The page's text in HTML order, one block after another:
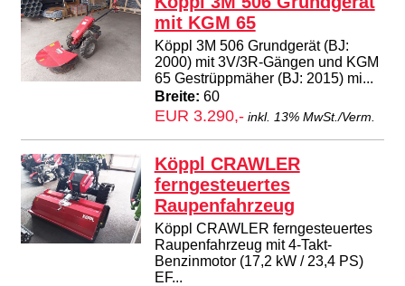
mit KGM 65
Köppl 3M 506 Grundgerät (BJ:
2000) mit 3V/3R-Gängen und KGM
65 Gestrüppmäher (BJ: 2015) mi...
Breite: 60
EUR 3.290,- inkl. 13% MwSt./Verm.
Köppl CRAWLER
ferngesteuertes
Raupenfahrzeug
Köppl CRAWLER ferngesteuertes
Raupenfahrzeug mit 4-Takt-
Benzinmotor (17,2 kW / 23,4 PS)
EF...